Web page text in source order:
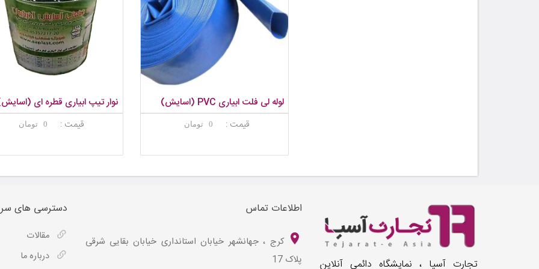
لوله لی فلت ابیاری PVC (اسایش)
قیمت : 0 تومان
نوار تیپ ابیاری قطره ای
قیمت : 0 تومان
تجارت آسیا ، نمایشگاه دائمی آنلاین
اطلاعات تماس
کرج ، جهانشهر خیابان استانداری خیابان بقایی شرقی
پلاک 17
دسترسی های
مقالات
درباره ما